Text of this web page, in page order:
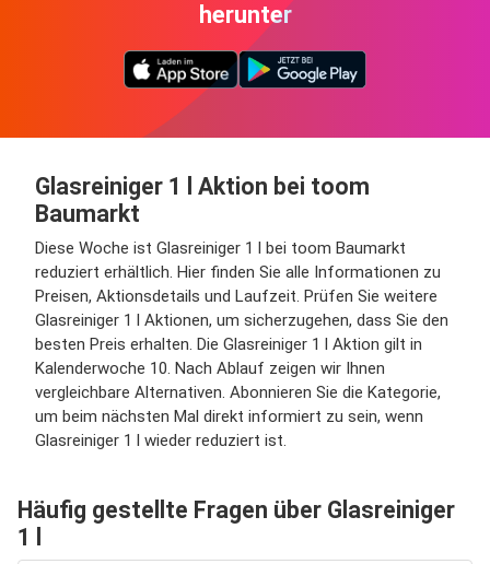
herunter
Glasreiniger 1 l Aktion bei toom
Baumarkt
Diese Woche ist Glasreiniger 1 l bei toom Baumarkt
reduziert erhältlich. Hier finden Sie alle Informationen zu
Preisen, Aktionsdetails und Laufzeit. Prüfen Sie weitere
Glasreiniger 1 l Aktionen, um sicherzugehen, dass Sie den
besten Preis erhalten. Die Glasreiniger 1 l Aktion gilt in
Kalenderwoche 10. Nach Ablauf zeigen wir Ihnen
vergleichbare Alternativen. Abonnieren Sie die Kategorie,
um beim nächsten Mal direkt informiert zu sein, wenn
Glasreiniger 1 l wieder reduziert ist.
Häufig gestellte Fragen über Glasreiniger
1 l